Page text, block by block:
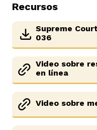
Recursos
Supreme
036
Video sobre
en línea
Video sobre